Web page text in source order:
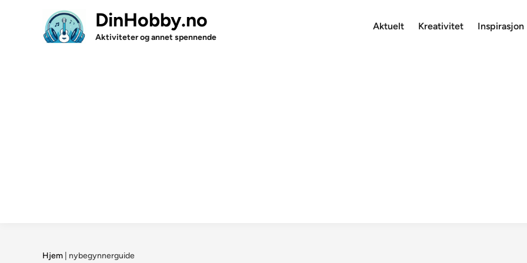
DinHobby.no
Aktiviteter og annet spennende
Aktuelt Kreativitet Inspirasjon
Hjem nybegynnerguide